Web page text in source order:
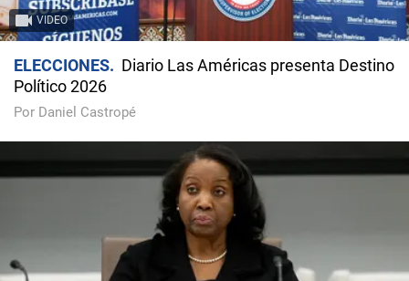
VIDEO
ELECCIONES
Diario Las Américas presenta Destino
Político 2026
Por Daniel Castropé